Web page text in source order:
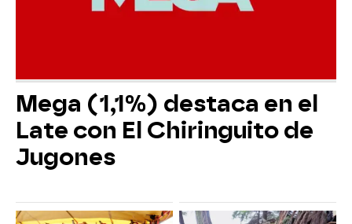
Mega (1,1%) destaca en el
Late con El Chiringuito de
Jugones